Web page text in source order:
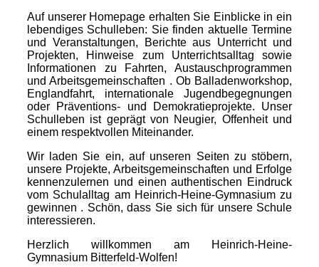
Auf unserer Homepage erhalten Sie Einblicke in ein
lebendiges Schulleben: Sie finden aktuelle Termine
und Veranstaltungen, Berichte aus Unterricht und
Projekten, Hinweise zum Unterrichtsalltag sowie
Informationen zu Fahrten, Austauschprogrammen
und Arbeitsgemeinschaften . Ob Balladenworkshop,
Englandfahrt, internationale Jugendbegegnungen
oder Präventions- und Demokratieprojekte. Unser
Schulleben ist geprägt von Neugier, Offenheit und
einem respektvollen Miteinander.
Wir laden Sie ein, auf unseren Seiten zu stöbern,
unsere Projekte, Arbeitsgemeinschaften und Erfolge
kennenzulernen und einen authentischen Eindruck
vom Schulalltag am Heinrich-Heine-Gymnasium zu
gewinnen . Schön, dass Sie sich für unsere Schule
interessieren.
Herzlich willkommen am Heinrich-Heine-
Gymnasium Bitterfeld-Wolfen!